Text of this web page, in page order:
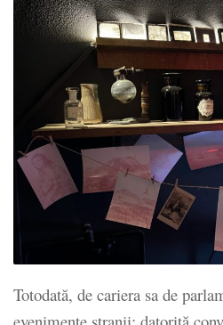
Totodată, de cariera sa de